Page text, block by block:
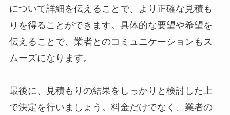
について詳細を伝えることで、より正確な見積も
りを得ることができます。具体的な要望や希望を
伝えることで、業者とのコミュニケーションもス
ムーズになります。
最後に、見積もりの結果をしっかりと検討した上
で決定を行いましょう。料金だけでなく、業者の